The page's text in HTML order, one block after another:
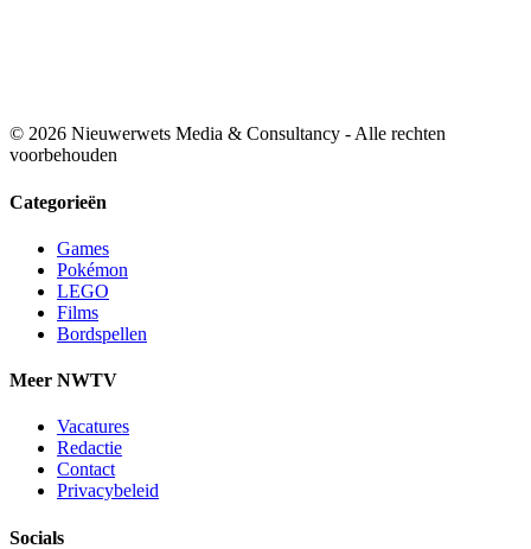
© 2026 Nieuwerwets Media & Consultancy - Alle rechten
voorbehouden
Categorieën
Games
Pokémon
LEGO
Films
Bordspellen
Meer NWTV
Vacatures
Redactie
Contact
Privacybeleid
Socials